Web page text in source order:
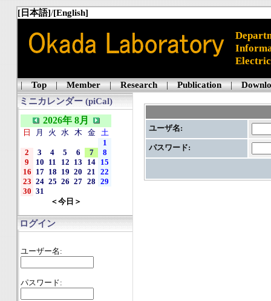
[日本語]/[English]
|Top|Member|Research|Publication|
ミニカレンダー (piCal)
2026年 8月
日 月 火 水 木 金
土
1
2
3 4 5 6 7
8
9
10 11 12 13 14 15
16 17 18 19 20 21
22
23 24 25 26 27 28
29
30 31
＜今日＞
ログイン
ユーザー名:
パスワード:
ユーザ名:
パスワード: